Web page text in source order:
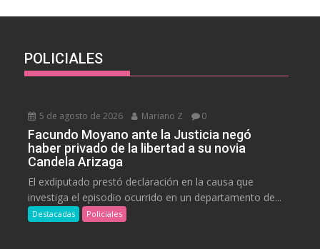
POLICIALES
5 de agosto de 2026 Mariano Z 0
Facundo Moyano ante la Justicia negó
haber privado de la libertad a su novia
Candela Arizaga
El exdiputado prestó declaración en la causa que
investiga el episodio ocurrido en un departamento de...
Destacadas Policiales